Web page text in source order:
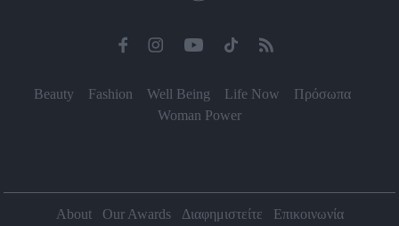
Beauty Fashion Well Being Life Now
Πρόσωπα
Woman Power
About Our Awards Διαφημιστείτε Επικοινωνία